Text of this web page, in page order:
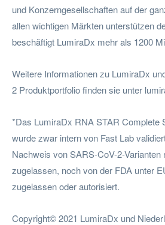
und Konzerngesellschaften auf der
allen wichtigen Märkten unterstützen
beschäftigt LumiraDx mehr als 1200
Weitere Informationen zu LumiraDx
2 Produktportfolio finden sie unter
*Das LumiraDx RNA STAR Complete
wurde zwar intern von Fast Lab
Nachweis von SARS-CoV-2-Varianten
zugelassen, noch von der FDA unter
zugelassen oder autorisiert.
Copyright© 2021 LumiraDx und